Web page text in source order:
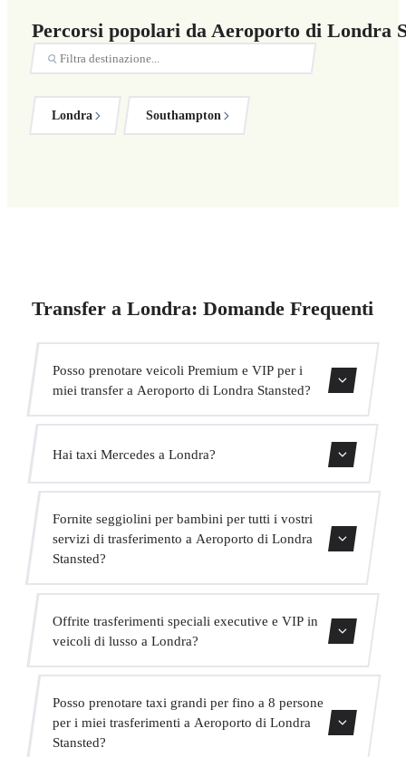
Percorsi popolari da Aeroporto di Londra
Londra Southampton
Transfer a Londra: Domande Frequenti
Posso prenotare veicoli Premium e VIP per i
miei transfer a Aeroporto di Londra Stansted?
Sì, abbiamo veicoli Mercedes-Benz E-Class e S-Class per
il nostro servizio VIP. Puoi selezionarli durante il processo
di prenotazione.
Hai taxi Mercedes a Londra?
servizi executive e VIP. Puoi richiederne uno al momento
della prenotazione.
Fornite seggiolini per bambini per tutti i vostri
servizi di trasferimento a Aeroporto di Londra
Stansted?
1, 2 e 3) completamente gratuiti. Basta indicarlo al
Offrite trasferimenti speciali executive e VIP in
veicoli di lusso a Londra?
Mercedes di alta gamma, un autista in abito bilingue e
extra come acqua e WiFi a bordo.
Posso prenotare taxi grandi per fino a 8 persone
per i miei trasferimenti a Aeroporto di Londra
Stansted?